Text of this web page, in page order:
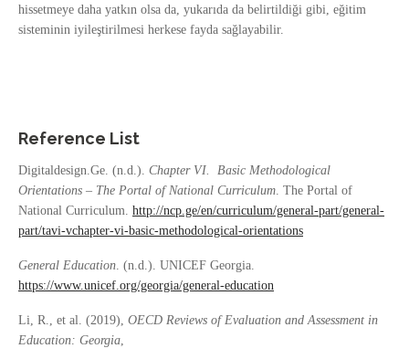
hissetmeye daha yatkın olsa da, yukarıda da belirtildiği gibi, eğitim
sisteminin iyileştirilmesi herkese fayda sağlayabilir.
Reference List
Digitaldesign.Ge. (n.d.). Chapter VI. Basic Methodological
Orientations – The Portal of National Curriculum. The Portal of
National Curriculum. http://ncp.ge/en/curriculum/general-part/general-
part/tavi-vchapter-vi-basic-methodological-orientations
General Education. (n.d.). UNICEF Georgia.
https://www.unicef.org/georgia/general-education
Li, R., et al. (2019), OECD Reviews of Evaluation and Assessment in
Education: Georgia,